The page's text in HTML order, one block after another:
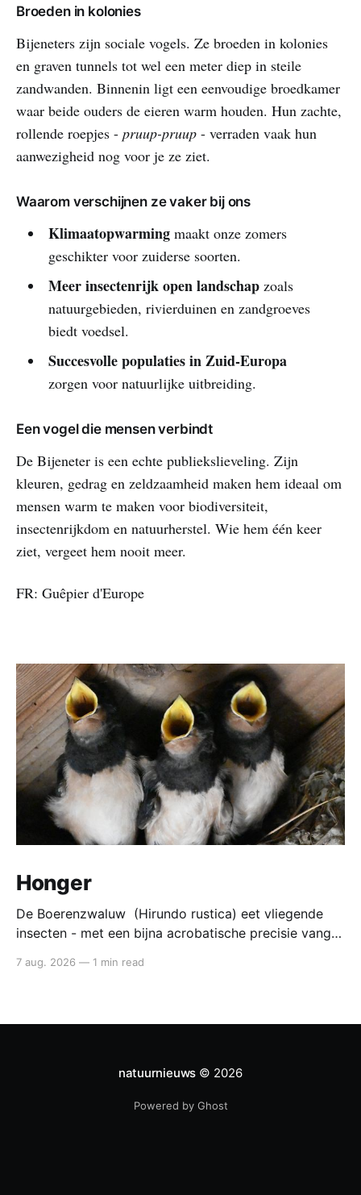
Broeden in kolonies
Bijeneters zijn sociale vogels. Ze broeden in kolonies
en graven tunnels tot wel een meter diep in steile
zandwanden. Binnenin ligt een eenvoudige broedkamer
waar beide ouders de eieren warm houden. Hun zachte,
rollende roepjes - pruup-pruup - verraden vaak hun
aanwezigheid nog voor je ze ziet.
Waarom verschijnen ze vaker bij ons
Klimaatopwarmingmaakt onze zomers
geschikter voor zuiderse soorten.
Meer insectenrijk open landschapzoals
natuurgebieden, rivierduinen en zandgroeves
biedt voedsel.
Succesvolle populaties in Zuid‑Europa
zorgen voor natuurlijke uitbreiding.
Een vogel die mensen verbindt
De Bijeneter is een echte publiekslieveling. Zijn
kleuren, gedrag en zeldzaamheid maken hem ideaal om
mensen warm te maken voor biodiversiteit,
insectenrijkdom en natuurherstel. Wie hem één keer
ziet, vergeet hem nooit meer.
FR: Guêpier d'Europe
Honger
De Boerenzwaluw (Hirundo rustica) eet vliegende
insecten - met een bijna acrobatische precisie vangt
De boerenzwaluw jaagt altijd in de lucht. Zijn hele
insecten tijdens
7 aug. 2026 — 1 min read
natuurnieuws © 2026
Powered by Ghost